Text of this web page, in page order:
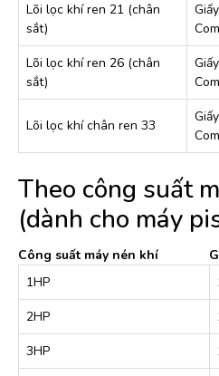
Lõi lọc khí ren 21 (chân
sắt)
Lõi lọc khí ren 26 (chân
sắt)
Lõi lọc khí chân ren 33
Theo công suất
(dành cho máy
Công suất máy nén khí
1HP
2HP
3HP